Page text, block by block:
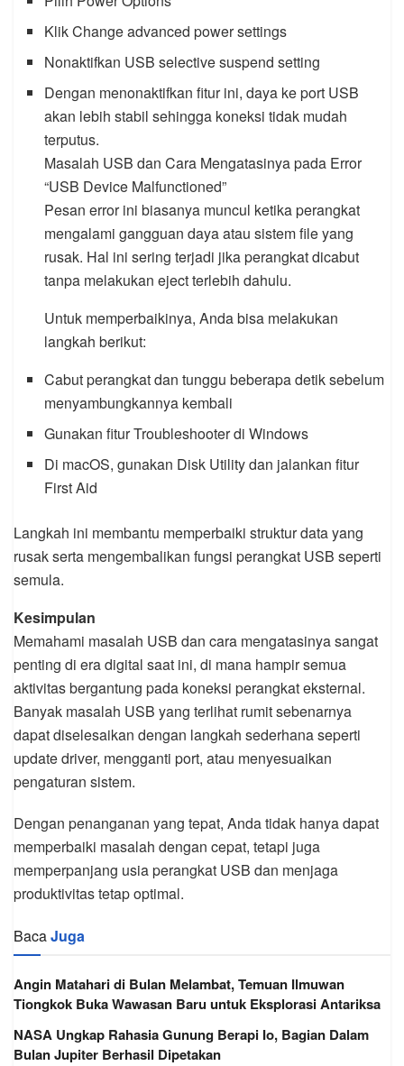
Klik Change advanced power settings
Nonaktifkan USB selective suspend setting
Dengan menonaktifkan fitur ini, daya ke port USB
akan lebih stabil sehingga koneksi tidak mudah
terputus.
Masalah USB dan Cara Mengatasinya pada Error
“USB Device Malfunctioned”
Pesan error ini biasanya muncul ketika perangkat
mengalami gangguan daya atau sistem file yang
rusak. Hal ini sering terjadi jika perangkat dicabut
tanpa melakukan eject terlebih dahulu.
Untuk memperbaikinya, Anda bisa melakukan
langkah berikut:
Cabut perangkat dan tunggu beberapa detik sebelum
menyambungkannya kembali
Gunakan fitur Troubleshooter di Windows
Di macOS, gunakan Disk Utility dan jalankan fitur
First Aid
Langkah ini membantu memperbaiki struktur data yang
rusak serta mengembalikan fungsi perangkat USB seperti
semula.
Kesimpulan
Memahami masalah USB dan cara mengatasinya sangat
penting di era digital saat ini, di mana hampir semua
aktivitas bergantung pada koneksi perangkat eksternal.
Banyak masalah USB yang terlihat rumit sebenarnya
dapat diselesaikan dengan langkah sederhana seperti
update driver, mengganti port, atau menyesuaikan
pengaturan sistem.
Dengan penanganan yang tepat, Anda tidak hanya dapat
memperbaiki masalah dengan cepat, tetapi juga
memperpanjang usia perangkat USB dan menjaga
produktivitas tetap optimal.
BacaJuga
Angin Matahari di Bulan Melambat, Temuan Ilmuwan
Tiongkok Buka Wawasan Baru untuk Eksplorasi Antariksa
NASA Ungkap Rahasia Gunung Berapi Io, Bagian Dalam
Bulan Jupiter Berhasil Dipetakan